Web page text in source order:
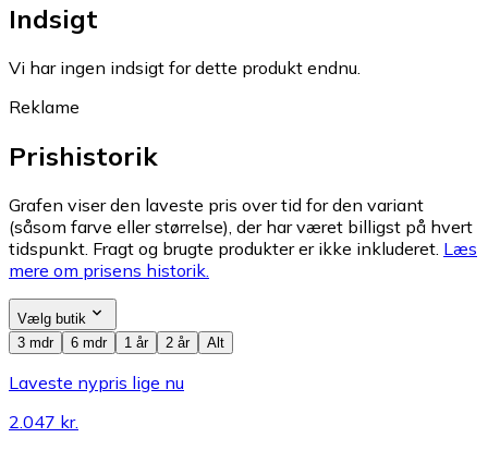
Indsigt
Vi har ingen indsigt for dette produkt endnu.
Reklame
Prishistorik
Grafen viser den laveste pris over tid for den variant
(såsom farve eller størrelse), der har været billigst på hvert
tidspunkt. Fragt og brugte produkter er ikke inkluderet. Læs
mere om prisens historik.
Vælg butik
3 mdr
6 mdr 1 år 2 år Alt
Laveste nypris lige nu
2.047 kr.